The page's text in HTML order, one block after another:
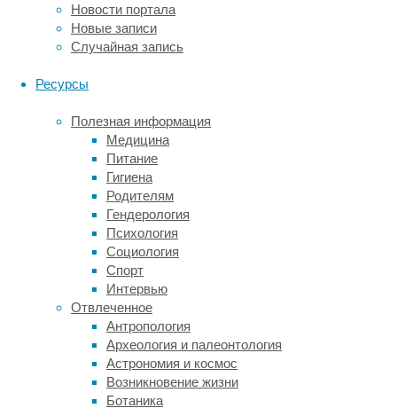
Новости портала
Новые записи
Случайная запись
Ресурсы
Полезная информация
Медицина
Питание
Гигиена
Родителям
Гендерология
Психология
Социология
Спорт
Интервью
Отвлеченное
Антропология
Археология и палеонтология
Астрономия и космос
Возникновение жизни
Ботаника
методы
до
сих
не
—
обычно
их
просто
погружают
95-
процентный
спирт.
При
этом
они
(особенно
мелкие
особи